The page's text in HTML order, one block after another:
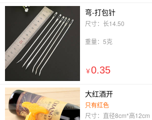
弯-打包针
尺寸：长14.50
重量：5克
￥0.35
大红酒开
只有红色
尺寸：直径8cm*高12cm